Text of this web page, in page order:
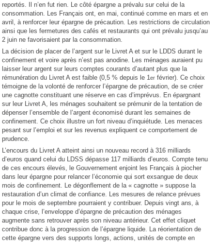
reportés. Il n’en fut rien. Le côté épargne a prévalu sur celui de la
consommation. Les Français ont, en mai, continué comme en mars et en
avril, à renforcer leur épargne de précaution. Les restrictions de circulation
ainsi que les fermetures des cafés et restaurants qui ont prévalu jusqu’au
2 juin ne favorisaient par la consommation.
La décision de placer de l’argent sur le Livret A et sur le LDDS durant le
confinement et voire après n’est pas anodine. Les ménages auraient pu
laisser leur argent sur leurs comptes courants d’autant plus que la
rémunération du Livret A est faible (0,5 % depuis le 1er février). Ce choix
témoigne de la volonté de renforcer l’épargne de précaution, de se créer
une cagnotte constituant une réserve en cas d’imprévus. En épargnant
sur leur Livret A, les ménages souhaitent se prémunir de la tentation de
dépenser l’ensemble de l’argent économisé durant les semaines de
confinement. Ce choix illustre un fort niveau d’inquiétude. Les menaces
pesant sur l’emploi et sur les revenus expliquent ce comportement de
prudence.
L’encours du Livret A atteint ainsi un nouveau record à 316 milliards
d’euros quand celui du LDSS dépasse 117 milliards d’euros. Compte tenu
de ces encours élevés, le Gouvernement enjoint les Français à piocher
dans leur épargne pour relancer l’économie qui sort exsangue de deux
mois de confinement. Le dégonflement de la « cagnotte » suppose la
restauration d’un climat de confiance. Les mesures de relance prévues
pour le mois de septembre pourraient y contribuer. Depuis vingt ans, à
chaque crise, l’enveloppe d’épargne de précaution des ménages
augmente sans retrouver après son niveau antérieur. Cet effet cliquet
contribue donc à la progression de l’épargne liquide. La réorientation de
cette épargne vers des supports longs, actions, unités de compte en